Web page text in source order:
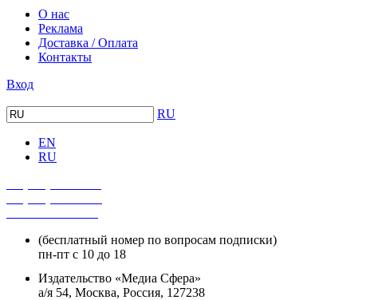
О нас
Реклама
Доставка / Оплата
Контакты
Вход
RU
EN
RU
(бесплатный номер по вопросам подписки)
пн-пт с 10 до 18
Издательство «Медиа Сфера»
а/я 54, Москва, Россия, 127238